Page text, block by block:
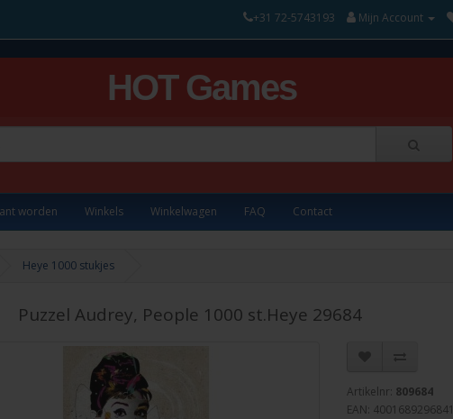
+31 72-5743193 Mijn Account
HOT Games
worden Winkels Winkelwagen FAQ Contact
Heye 1000 stukjes
Puzzel Audrey, People 1000 st.Heye 29684
Artikelnr: 809684
EAN: 4001689296841